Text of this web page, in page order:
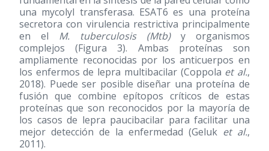
una mycolyl transferasa. ESAT6 es una proteína
secretora con virulencia restrictiva principalmente
en el M. tuberculosis (Mtb)y organismos
complejos (Figura 3). Ambas proteínas son
ampliamente reconocidas por los anticuerpos en
los enfermos de lepra multibacilar (Coppola et al.,
2018). Puede ser posible diseñar una proteína de
fusión que combine epítopos críticos de estas
proteínas que son reconocidos por la mayoría de
los casos de lepra paucibacilar para facilitar una
mejor detección de la enfermedad (Geluk et al.,
2011).